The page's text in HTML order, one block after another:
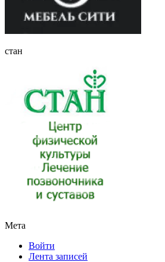
стан
Мета
Войти
Лента записей